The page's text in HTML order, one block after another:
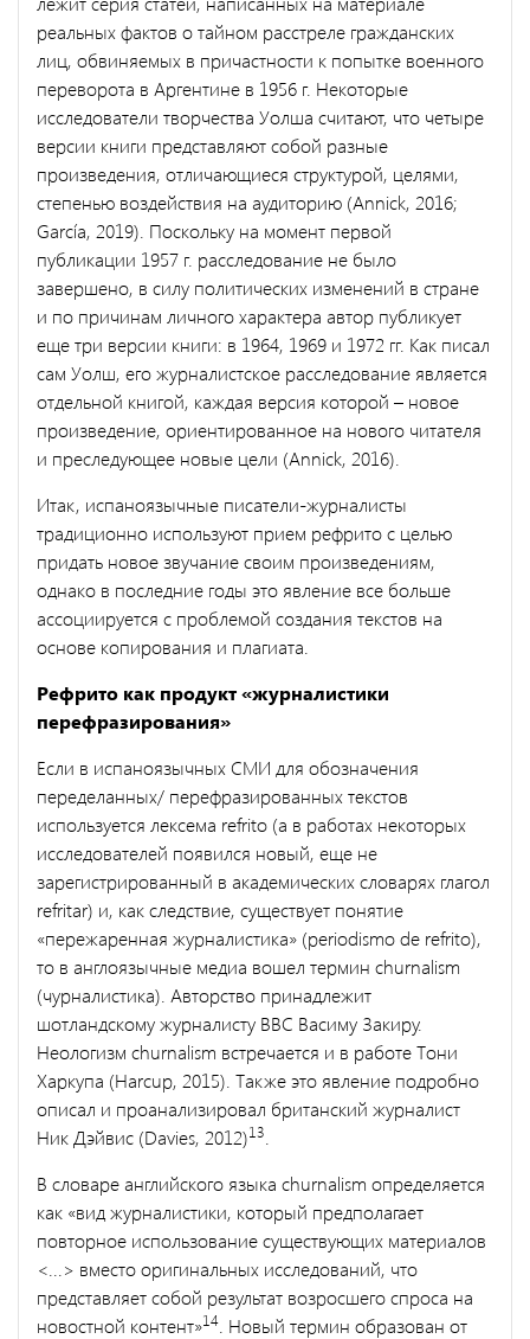
реальных фактов о тайном расстреле гражданских
лиц, обвиняемых в причастности к попытке военного
переворота в Аргентине в 1956 г. Некоторые
исследователи творчества Уолша считают, что четыре
версии книги представляют собой разные
произведения, отличающиеся структурой, целями,
степенью воздействия на аудиторию (Annick, 2016;
García, 2019). Поскольку на момент первой
публикации 1957 г. расследование не было
завершено, в силу политических изменений в стране
и по причинам личного характера автор публикует
еще три версии книги: в 1964, 1969 и 1972 гг. Как писал
сам Уолш, его журналистское расследование является
отдельной книгой, каждая версия которой – новое
произведение, ориентированное на нового читателя
и преследующее новые цели (Annick, 2016).
Итак, испаноязычные писатели-журналисты
традиционно используют прием рефрито с целью
придать новое звучание своим произведениям,
однако в последние годы это явление все больше
ассоциируется с проблемой создания текстов на
основе копирования и плагиата.
Рефрито как продукт«журналистики
перефразирования»
Если в испаноязычных СМИ для обозначения
переделанных/ перефразированных текстов
используется лексема refrito (а в работах некоторых
исследователей появился новый, еще не
зарегистрированный в академических словарях глагол
refritar) и, как следствие, существует понятие
«пережаренная журналистика» (periodismo de refrito),
то в англоязычные медиа вошел термин churnalism
(чурналистика). Авторство принадлежит
шотландскому журналисту BBC Васиму Закиру.
Неологизм сhurnalism встречается и в работе Тони
Харкупа (Harcup, 2015). Также это явление подробно
описал и проанализировал британский журналист
Ник Дэйвис (Davies, 2012)13
В словаре английского языка churnalism определяется
как «вид журналистики, который предполагает
повторное использование существующих материалов
<...> вместо оригинальных исследований, что
представляет собой результат возросшего спроса на
новостной контент»14 . Новый термин образован от